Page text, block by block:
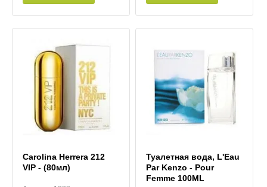
Carolina Herrera 212
VIP - (80мл)
Туалетная вода, L'Eau
Par Kenzo - Pour
Femme 100ML